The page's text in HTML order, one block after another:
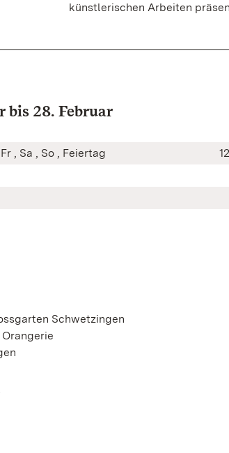
künstlerischen Arbeiten
bis 28. Februar
, Sa , So , Feiertag
Schwetzingen